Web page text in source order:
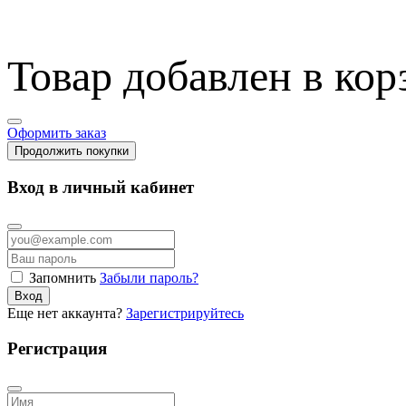
Товар добавлен в
Оформить заказ
Продолжить покупки
Вход в личный кабинет
Запомнить Забыли пароль?
Вход
Еще нет аккаунта? Зарегистрируйтесь
Регистрация